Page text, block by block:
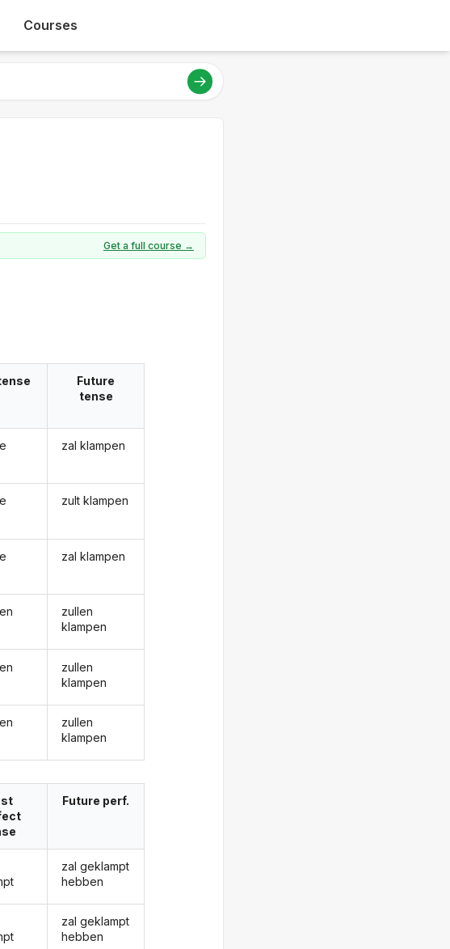
Courses
Get a full course →
Future
tense
zal klampen
zult klampen
zal klampen
zullen
klampen
zullen
klampen
zullen
klampen
Future perf.
zal geklampt
hebben
zal geklampt
hebben